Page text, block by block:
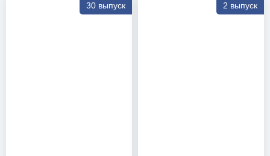
30 выпуск 2 выпуск